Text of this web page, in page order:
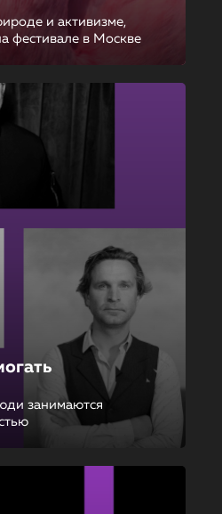
и активизме,
фестивале в Москве
занимаются